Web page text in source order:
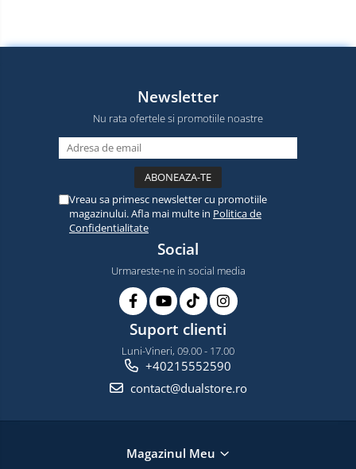
Newsletter
Nu rata ofertele si promotiile noastre
Vreau sa primesc newsletter cu promotiile
magazinului. Afla mai multe in Politica de
Confidentialitate
Social
Urmareste-ne in social media
Suport clienti
Luni-Vineri, 09.00 - 17.00
+40215552590
contact@dualstore.ro
Magazinul Meu